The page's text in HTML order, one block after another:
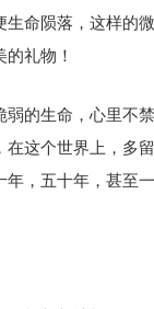
生命陨落，这样的
礼物！
弱的生命，心里不
在这个世界上，多
年，五十年，甚至